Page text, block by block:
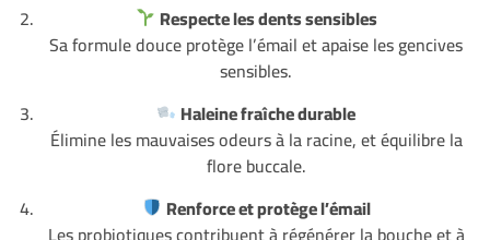
Respecte les dents sensibles
Sa formule douce protège l’émail et apaise les gencives
sensibles.
Haleine fraîche durable
Élimine les mauvaises odeurs à la racine, et équilibre la
flore buccale.
Renforce et protège l’émail